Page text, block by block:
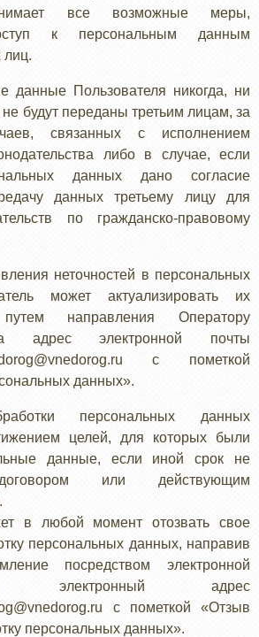
все возможные меры,
к персональным данным
лиц.
данные Пользователя никогда, ни
не будут переданы третьим лицам, за
связанных с исполнением
либо в случае, если
данных дано согласие
данных третьему лицу для
по гражданско-правовому
неточностей в персональных
может актуализировать их
путем направления Оператору
адрес электронной почты
с пометкой
данных».
персональных данных
целей, для которых были
данные, если иной срок не
или действующим
в любой момент отозвать свое
персональных данных, направив
посредством электронной
адрес
с пометкой «Отзыв
персональных данных».